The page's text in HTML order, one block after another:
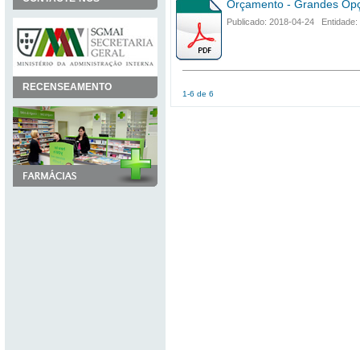
RECENSEAMENTO
Orçamento - Grandes
Publicado: 2018-04-24
1-6 de 6